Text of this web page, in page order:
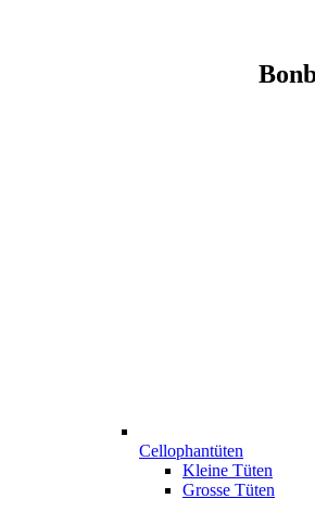
Cellophantüten
Kleine Tüten
Grosse Tüten